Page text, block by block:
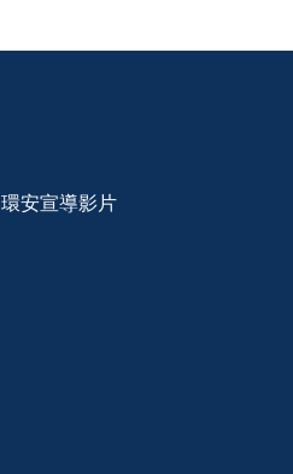
環安宣導影片